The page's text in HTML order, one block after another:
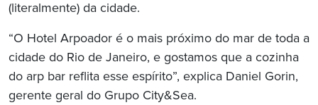
(literalmente) da cidade.
“O Hotel Arpoador é o mais próximo do mar de toda a
cidade do Rio de Janeiro, e gostamos que a cozinha
do arp bar reflita esse espírito”, explica Daniel Gorin,
gerente geral do Grupo City&Sea.